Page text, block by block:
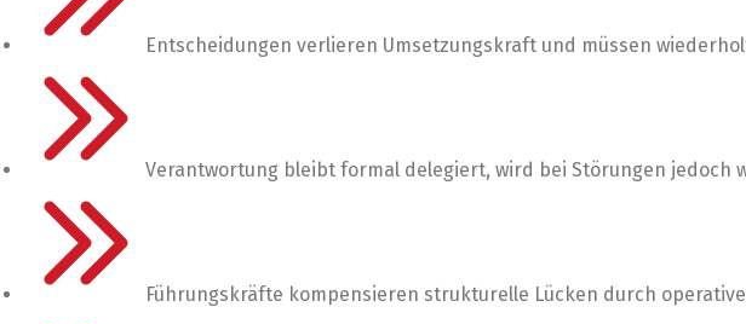
Entscheidungen verlieren Umsetzungskraft und müssen
Verantwortung bleibt formal delegiert, wird bei Störungen jedoch
Führungskräfte kompensieren strukturelle Lücken durch